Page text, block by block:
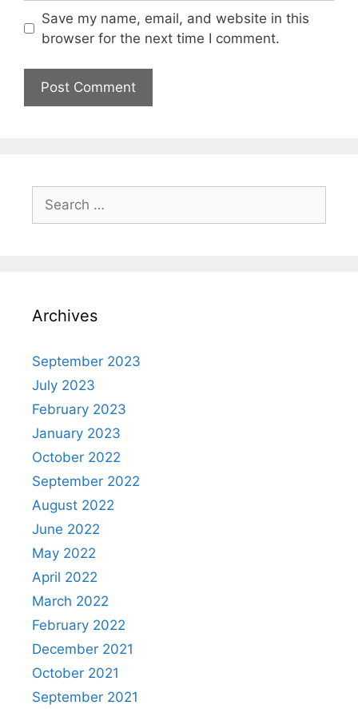
Save my name, email, and website in this
browser for the next time I comment.
Archives
September 2023
July 2023
February 2023
January 2023
October 2022
September 2022
August 2022
June 2022
May 2022
April 2022
March 2022
February 2022
December 2021
October 2021
September 2021